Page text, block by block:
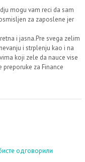
mogu vam reci da sam
za zaposlene jer
i jasna.Pre svega zelim
i strplenju kao i na
koji zele da nauce vise
preporuke za Finance
одговорили